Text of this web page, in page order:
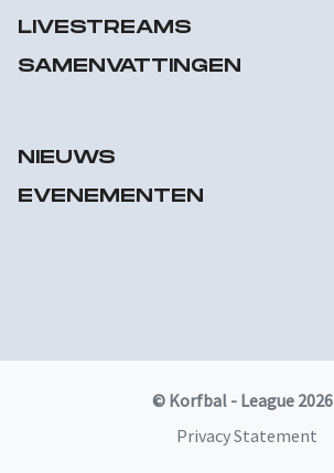
LIVESTREAMS
SAMENVATTINGEN
NIEUWS
EVENEMENTEN
© Korfbal - League 2026
Privacy Statement